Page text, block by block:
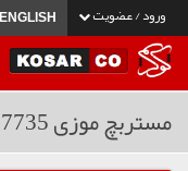
ورود / عضویت ENGLISH
مستربچ موزی 17735